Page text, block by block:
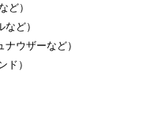
ど）
ど）
ウザーなど）
ド）